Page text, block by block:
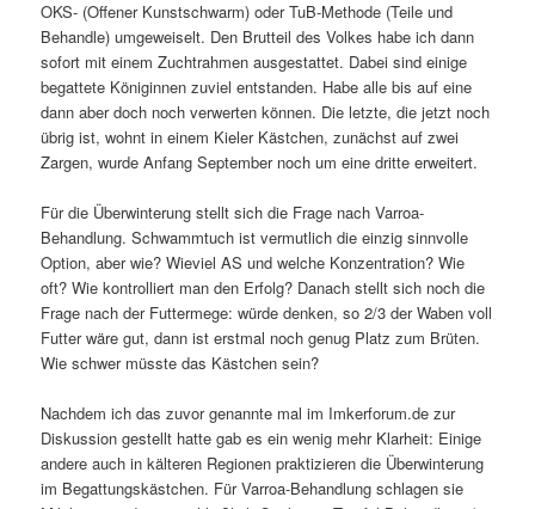
OKS- (Offener Kunstschwarm) oder TuB-Methode (Teile und
Behandle) umgeweiselt. Den Brutteil des Volkes habe ich dann
sofort mit einem Zuchtrahmen ausgestattet. Dabei sind einige
begattete Königinnen zuviel entstanden. Habe alle bis auf eine
dann aber doch noch verwerten können. Die letzte, die jetzt noch
übrig ist, wohnt in einem Kieler Kästchen, zunächst auf zwei
Zargen, wurde Anfang September noch um eine dritte erweitert.
Für die Überwinterung stellt sich die Frage nach Varroa-
Behandlung. Schwammtuch ist vermutlich die einzig sinnvolle
Option, aber wie? Wieviel AS und welche Konzentration? Wie
oft? Wie kontrolliert man den Erfolg? Danach stellt sich noch die
Frage nach der Futtermege: würde denken, so 2/3 der Waben voll
Futter wäre gut, dann ist erstmal noch genug Platz zum Brüten.
Wie schwer müsste das Kästchen sein?
Nachdem ich das zuvor genannte mal im Imkerforum.de zur
Diskussion gestellt hatte gab es ein wenig mehr Klarheit: Einige
andere auch in kälteren Regionen praktizieren die Überwinterung
im Begattungskästchen. Für Varroa-Behandlung schlagen sie